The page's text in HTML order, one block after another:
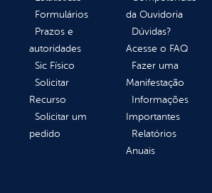
Formulários
Prazos e
autoridades
Sic Físico
Solicitar
Recurso
Solicitar um
pedido
da Ouvidoria
Dúvidas?
Acesse o FAQ
Fazer uma
Manifestação
Informações
Importantes
Relatórios
Anuais